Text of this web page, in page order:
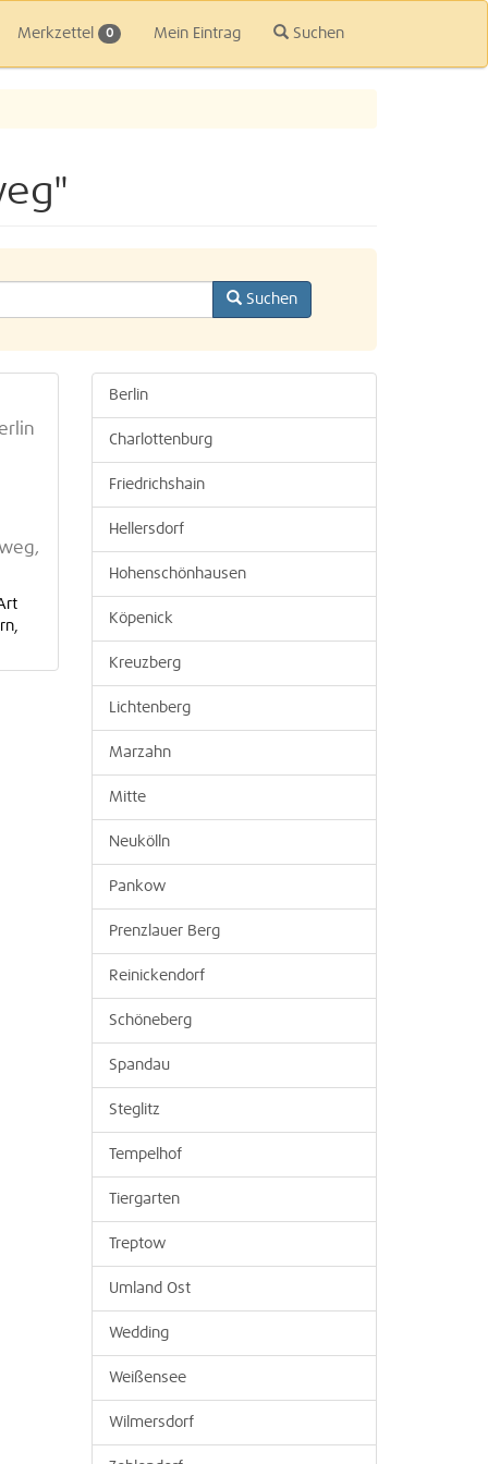
Merkzettel 0 Mein Eintrag Suchen
Suchen
Berlin
Charlottenburg
Friedrichshain
Hellersdorf
Hohenschönhausen
Köpenick
Kreuzberg
Lichtenberg
Marzahn
Mitte
Neukölln
Pankow
Prenzlauer Berg
Reinickendorf
Schöneberg
Spandau
Steglitz
Tempelhof
Tiergarten
Treptow
Umland Ost
Wedding
Weißensee
Wilmersdorf